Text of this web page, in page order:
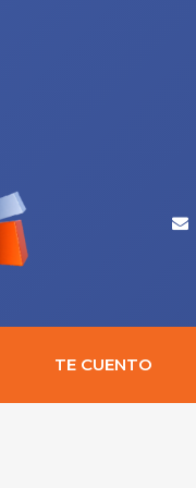
TE CUENTO